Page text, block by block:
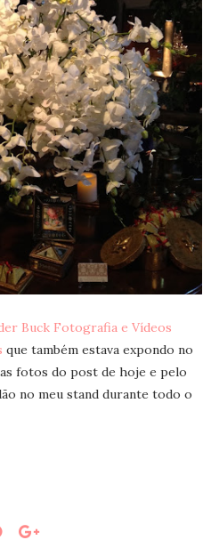
Buck Fotografia e Vídeos
que também estava expondo no
fotos do post de hoje e pelo
no meu stand durante todo o